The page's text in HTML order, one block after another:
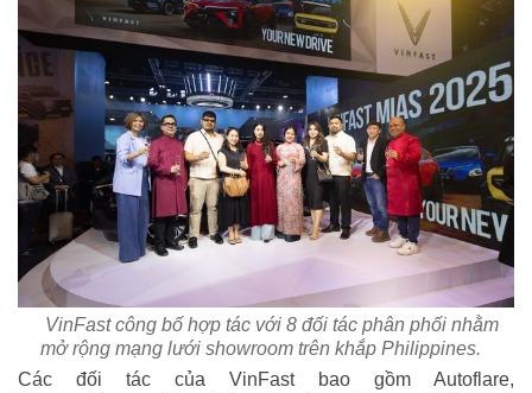
VinFast công bố hợp tác với 8 đối tác phân phối nhằm
mở rộng mạng lưới showroom trên khắp Philippines.
Các đối tác của VinFast bao gồm Autoflare,